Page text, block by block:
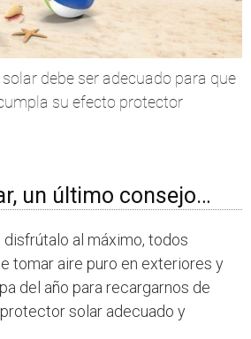
debe ser adecuado para que
su efecto protector
un último consejo…
disfrútalo al máximo, todos
tomar aire puro en exteriores y
del año para recargarnos de
solar adecuado y